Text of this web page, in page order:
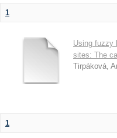
1
Using fuzzy
sites: The
Tirpáková,
1